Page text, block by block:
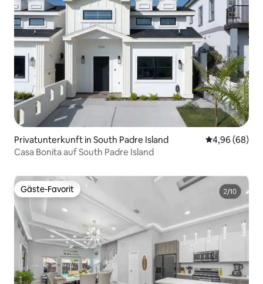
Privatunterkunft in South Padre Island
4,96 (68)
Casa Bonita auf South Padre Island
Gäste-Favorit
Gäste-Favorit